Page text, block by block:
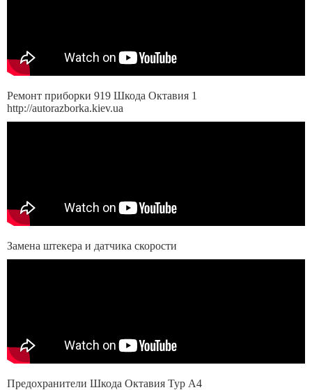
Ремонт приборки 919 Шкода Октавия 1
http://autorazborka.kiev.ua
Замена штекера и датчика скорости
Предохранители Шкода Октавия Тур А4